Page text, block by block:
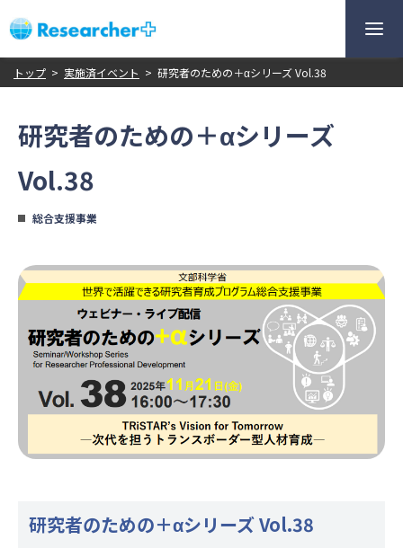
トップ > 実施済イベント > 研究者のための＋αシリーズ Vol.38
研究者のための＋αシリーズ
Vol.38
総合支援事業
研究者のための＋αシリーズ Vol.38